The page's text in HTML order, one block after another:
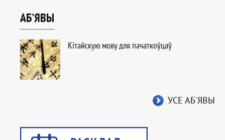
АБ'ЯВЫ
Кітайскую мову для пачаткоўцаў
УСЕ АБ'ЯВЫ